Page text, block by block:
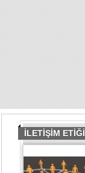
İLETİŞİM ETİĞİ